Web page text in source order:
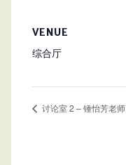
VENUE
综合厅
讨论室 2 – 锺怡芳老师